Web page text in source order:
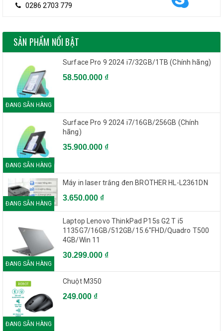
0286 2703 779
SẢN PHẨM NỔI BẬT
ĐANG SẴN HÀNG
Surface Pro 9 2024 i7/32GB/1TB (Chính hãng)
58.500.000 ₫
ĐANG SẴN HÀNG
Surface Pro 9 2024 i7/16GB/256GB (Chính
hãng)
35.900.000 ₫
ĐANG SẴN HÀNG
Máy in laser trắng đen BROTHER HL-L2361DN
3.650.000 ₫
ĐANG SẴN HÀNG
Laptop Lenovo ThinkPad P15s G2 T i5
1135G7/16GB/512GB/15.6"FHD/Quadro T500
4GB/Win 11
30.299.000 ₫
ĐANG SẴN HÀNG
Chuột M350
249.000 ₫